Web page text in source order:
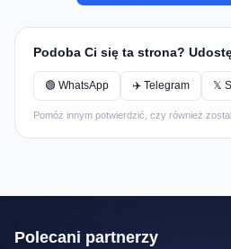
Podoba Ci się ta strona?
🟢 WhatsApp ✈️ Telegram 𝕏
Pomóż innym potwierdzić, czy również
Polecani partnerzy